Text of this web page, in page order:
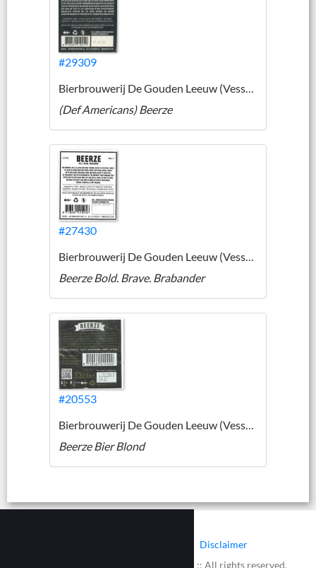
#29309
Bierbrouwerij De Gouden Leeuw (Vessem)
(Def Americans) Beerze
#27430
Bierbrouwerij De Gouden Leeuw (Vessem)
Beerze Bold. Brave. Brabander
#20553
Bierbrouwerij De Gouden Leeuw (Vessem)
Beerze Bier Blond
Disclaimer
© 2002 - 2026 :: www.bieretiketten.nl :: All rights reserved.